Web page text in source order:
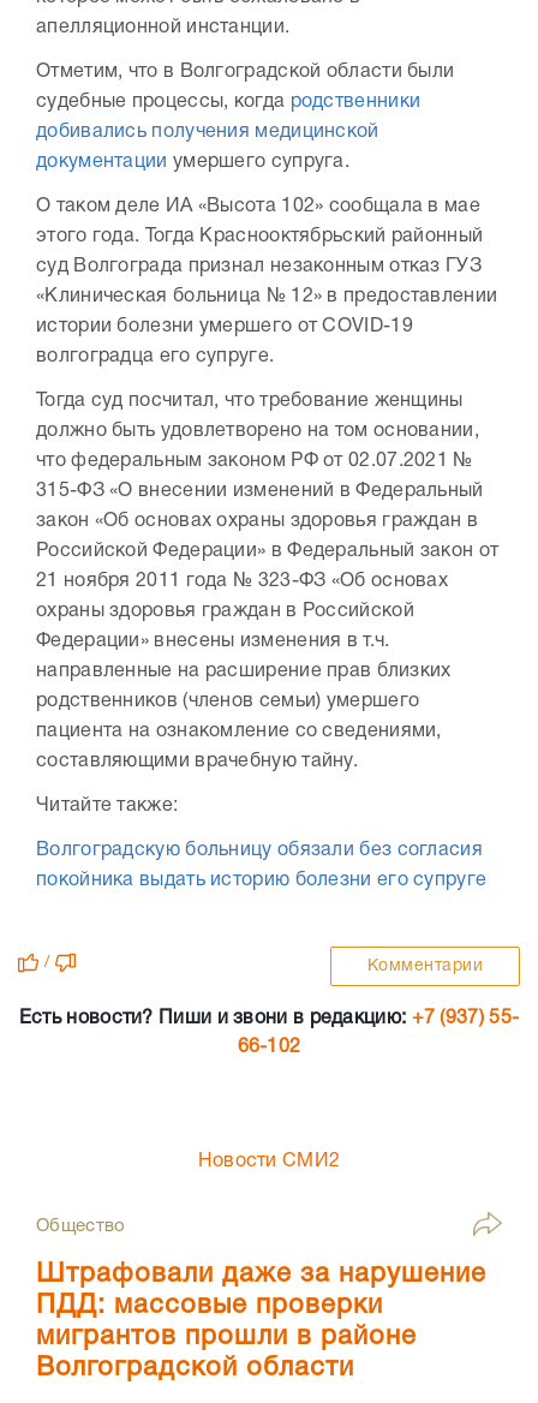
апелляционной инстанции.
Отметим, что в Волгоградской области были
судебные процессы, когда родственники
добивались получения медицинской
документации умершего супруга.
О таком деле ИА «Высота 102» сообщала в мае
этого года. Тогда Краснооктябрьский районный
суд Волгограда признал незаконным отказ ГУЗ
«Клиническая больница № 12» в предоставлении
истории болезни умершего от COVID-19
волгоградца его супруге.
Тогда суд посчитал, что требование женщины
должно быть удовлетворено на том основании,
что федеральным законом РФ от 02.07.2021 №
315-ФЗ «О внесении изменений в Федеральный
закон «Об основах охраны здоровья граждан в
Российской Федерации» в Федеральный закон от
21 ноября 2011 года № 323-ФЗ «Об основах
охраны здоровья граждан в Российской
Федерации» внесены изменения в т.ч.
направленные на расширение прав близких
родственников (членов семьи) умершего
пациента на ознакомление со сведениями,
составляющими врачебную тайну.
Читайте также:
Волгоградскую больницу обязали без согласия
покойника выдать историю болезни его супруге
/ Комментарии
Есть новости? Пиши и звони в редакцию: +7 (937) 55-
66-102
Новости СМИ2
Общество
Штрафовали даже за нарушение
ПДД: массовые проверки
мигрантов прошли в районе
Волгоградской области